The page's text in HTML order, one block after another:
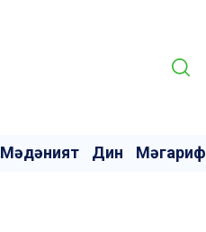
Мәдәният Дин Мәгариф